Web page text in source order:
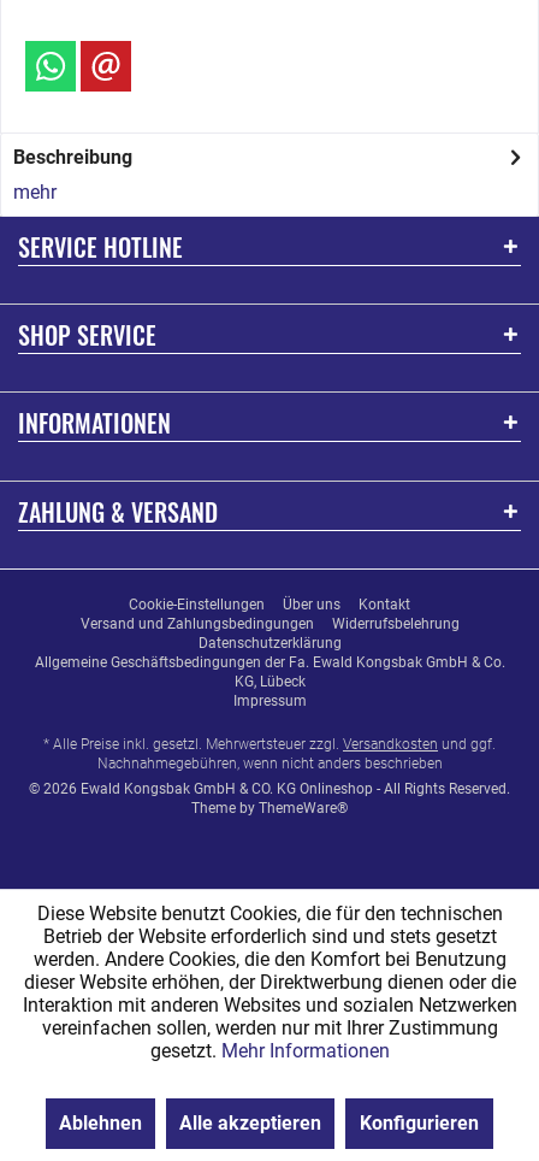
Beschreibung
mehr
SERVICE HOTLINE
SHOP SERVICE
INFORMATIONEN
ZAHLUNG & VERSAND
Cookie-Einstellungen Über uns
Kontakt
Versand und Zahlungsbedingungen
Widerrufsbelehrung
Datenschutzerklärung
Allgemeine Geschäftsbedingungen der Fa. Ewald Kongsbak GmbH & Co.
KG, Lübeck
Impressum
* Alle Preise inkl. gesetzl. Mehrwertsteuer zzgl. Versandkosten und ggf.
Nachnahmegebühren, wenn nicht anders beschrieben
© 2026 Ewald Kongsbak GmbH & CO. KG Onlineshop - All Rights Reserved.
Theme by ThemeWare®
Diese Website benutzt Cookies, die für den technischen
Betrieb der Website erforderlich sind und stets gesetzt
werden. Andere Cookies, die den Komfort bei Benutzung
dieser Website erhöhen, der Direktwerbung dienen oder die
Interaktion mit anderen Websites und sozialen Netzwerken
vereinfachen sollen, werden nur mit Ihrer Zustimmung
gesetzt. Mehr Informationen
Ablehnen Alle akzeptieren Konfigurieren